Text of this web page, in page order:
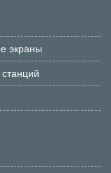
экраны